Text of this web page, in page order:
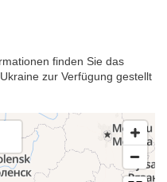
finden Sie das
zur Verfügung gestellt